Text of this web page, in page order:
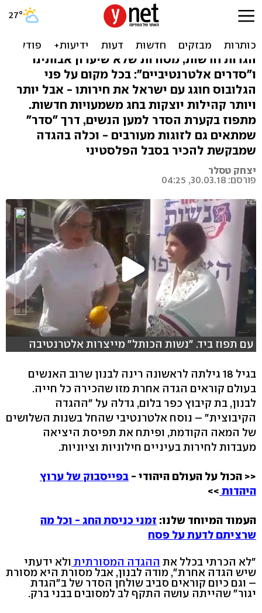
בלי "שפוך חמתך", עם
פליטים: והגדת לבנך החילוני
הגדות חדשות, מסורות שלא שיערון אבותינו
ו"סדרים אלטרנטיביים": בכל מקום על פני
הגלובוס חוגג עם ישראל את חירותו - אבל יותר
ויותר קהילות יוצקות בחג משמעויות חדשות.
מתפוז בקערת הסדר למען הנשים, דרך "סדר"
שמתאים גם לזוגות מעורבים - וכלה בהגדה
שמבקשת להכיר בסבל הפלסטיני
יצחק טסלר
פורסם: 30.03.18, 04:25
עם תפוז ביד. "נשות הכותל" מייצרות אלטרנטיבה
בגיל 18 גילתה לראשונה רינה לבנון שרוב האנשים
בעולם קוראים הגדה אחרת מזו שהכירה כל חייה.
לבנון, בת קיבוץ כפר בלום, גדלה על "ההגדה
הקיבוצית" – נוסח אלטרנטיבי שהחל בשנות השלושים
של המאה הקודמת, ופיתח את תפיסת היציאה
מעבדות לחירות בעיניים חילוניות וציוניות.
<< הכול על העולם היהודי - בפייסבוק של ערוץ
היהדות >>
העמוד המיוחד שלנו: זמני כניסת החג - וכל מה
שרציתם לדעת על פסח
"לא הכרתי בכלל את ההגדה המסורתית ולא ידעתי
שיש הגדה אחרת", מודה לבנון, אבל מסורת היא מסורת
– וגם כיום קוראים סביב שולחן הסדר של ב"הגדת
יגור" שהייתה עושה התקף לב למסובים בבני ברק.